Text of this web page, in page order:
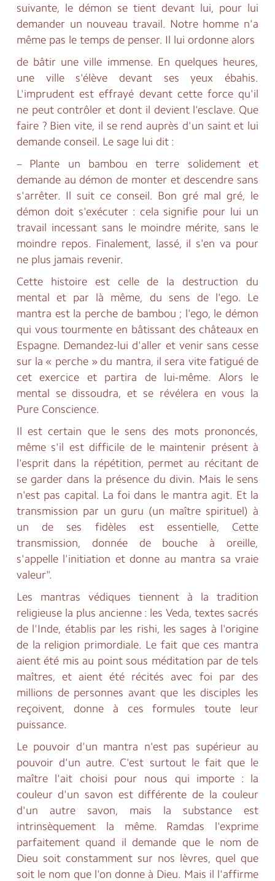
suivante, le démon se tient devant lui, pour lui
demander un nouveau travail. Notre homme n'a
même pas le temps de penser. Il lui ordonne alors
de bâtir une ville immense. En quelques heures,
une ville s'élève devant ses yeux ébahis.
L'imprudent est effrayé devant cette force qu'il
ne peut contrôler et dont il devient l'esclave. Que
faire ? Bien vite, il se rend auprès d'un saint et lui
demande conseil. Le sage lui dit :
– Plante un bambou en terre solidement et
demande au démon de monter et descendre sans
s'arrêter. Il suit ce conseil. Bon gré mal gré, le
démon doit s'exécuter : cela signifie pour lui un
travail incessant sans le moindre mérite, sans le
moindre repos. Finalement, lassé, il s'en va pour
ne plus jamais revenir.
Cette histoire est celle de la destruction du
mental et par là même, du sens de l'ego. Le
mantra est la perche de bambou ; l'ego, le démon
qui vous tourmente en bâtissant des châteaux en
Espagne. Demandez-lui d'aller et venir sans cesse
sur la « perche » du mantra, il sera vite fatigué de
cet exercice et partira de lui-même. Alors le
mental se dissoudra, et se révélera en vous la
Pure Conscience.
Il est certain que le sens des mots prononcés,
même s'il est difficile de le maintenir présent à
l'esprit dans la répétition, permet au récitant de
se garder dans la présence du divin. Mais le sens
n'est pas capital. La foi dans le mantra agit. Et la
transmission par un guru (un maître spirituel) à
un de ses fidèles est essentielle, Cette
transmission, donnée de bouche à oreille,
s'appelle l'initiation et donne au mantra sa vraie
valeur".
Les mantras védiques tiennent à la tradition
religieuse la plus ancienne : les Veda, textes sacrés
de l'Inde, établis par les rishi, les sages à l'origine
de la religion primordiale. Le fait que ces mantra
aient été mis au point sous méditation par de tels
maîtres, et aient été récités avec foi par des
millions de personnes avant que les disciples les
reçoivent, donne à ces formules toute leur
puissance.
Le pouvoir d'un mantra n'est pas supérieur au
pouvoir d'un autre. C'est surtout le fait que le
maître l'ait choisi pour nous qui importe : la
couleur d'un savon est différente de la couleur
d'un autre savon, mais la substance est
intrinsèquement la même. Ramdas l'exprime
parfaitement quand il demande que le nom de
Dieu soit constamment sur nos lèvres, quel que
soit le nom que l'on donne à Dieu. Mais il l'affirme